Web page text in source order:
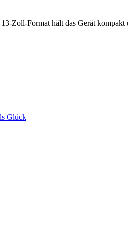
Zoll-Format hält das Gerät kompakt